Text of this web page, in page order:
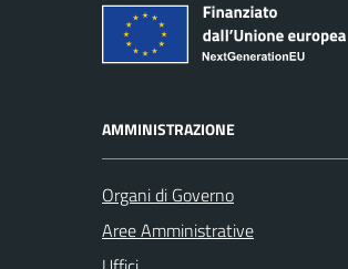
AMMINISTRAZIONE
Organi di Governo
Aree Amministrative